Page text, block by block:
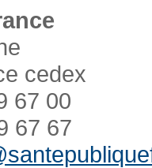
cedex
67 00
67 67